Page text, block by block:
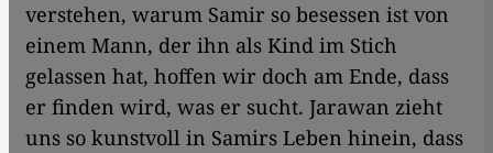
verstehen, warum Samir so besessen ist von
einem Mann, der ihn als Kind im Stich
gelassen hat, hoffen wir doch am Ende, dass
er finden wird, was er sucht. Jarawan zieht
uns so kunstvoll in Samirs Leben hinein, dass